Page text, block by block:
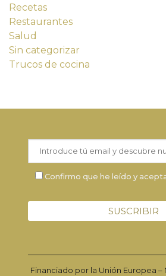
Recetas
Restaurantes
Salud
Sin categorizar
Trucos de cocina
Confirmo que he leído y
Financiado por la Unión Europea –